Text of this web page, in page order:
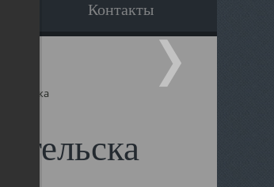
Контакты